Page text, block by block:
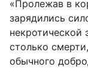
«Пролежав в
зарядились
некротической
столько
обычного